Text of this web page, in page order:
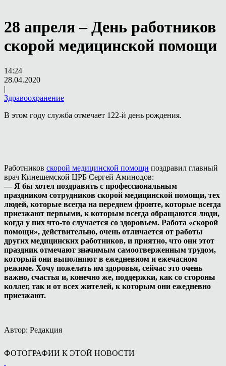
28 апреля – День работников
скорой медицинской помощи
14:24
28.04.2020
|
Здравоохранение
В этом году служба отмечает 122-й день рождения.
Работников скорой медицинской помощи поздравил главный
врач Кинешемской ЦРБ Сергей Аминодов:
— Я бы хотел поздравить с профессиональным
праздником сотрудников скорой медицинской помощи, тех
людей, которые всегда на переднем фронте, которые всегда
приезжают первыми, к которым всегда обращаются люди,
когда у них что-то случается со здоровьем. Работа «скорой
помощи», действительно, очень отличается от работы
других медицинских работников, и приятно, что они этот
праздник отмечают значимым самоотверженным трудом,
который они выполняют в ежедневном и ежечасном
режиме. Хочу пожелать им здоровья, сейчас это очень
важно, счастья и, конечно же, поддержки, как со стороны
коллег, так и от всех жителей, к которым они ежедневно
приезжают.
Автор: Редакция
ФОТОГРАФИИ К ЭТОЙ НОВОСТИ